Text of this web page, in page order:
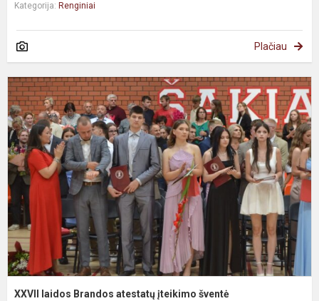
Kategorija: Renginiai
Plačiau
XXVII laidos Brandos atestatų įteikimo šventė